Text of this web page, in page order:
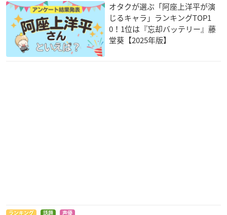
オタクが選ぶ「阿座上洋平が演
じるキャラ」ランキングTOP1
0！1位は『忘却バッテリー』藤
堂葵【2025年版】
ランキング 話題 声優